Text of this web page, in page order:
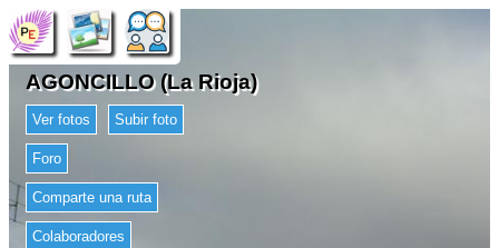
AGONCILLO (La Rioja)
Ver fotos Subir foto
Foro
Comparte una ruta
Colaboradores